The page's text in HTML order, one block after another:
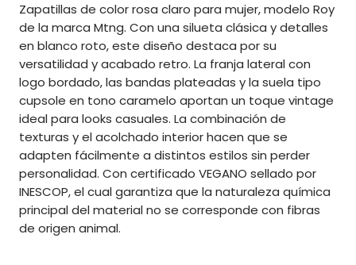
Zapatillas de color rosa claro para mujer, modelo Roy
de la marca Mtng. Con una silueta clásica y detalles
en blanco roto, este diseño destaca por su
versatilidad y acabado retro. La franja lateral con
logo bordado, las bandas plateadas y la suela tipo
cupsole en tono caramelo aportan un toque vintage
ideal para looks casuales. La combinación de
texturas y el acolchado interior hacen que se
adapten fácilmente a distintos estilos sin perder
personalidad. Con certificado VEGANO sellado por
INESCOP, el cual garantiza que la naturaleza química
principal del material no se corresponde con fibras
de origen animal.